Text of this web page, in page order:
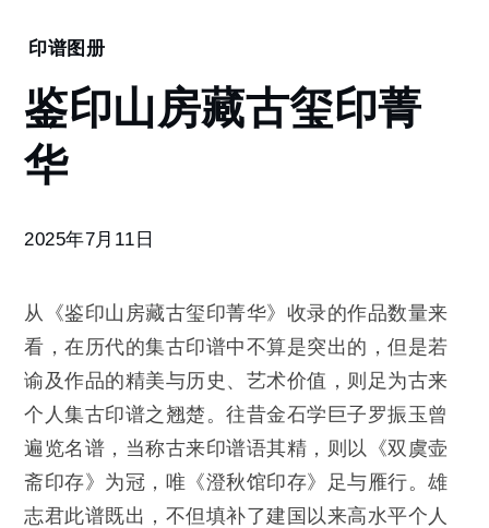
Home
印
山
房
藏
玺
华
印谱图册
鉴印山房藏古玺印菁
华
2025年7月11日
从《鉴印山房藏古玺印菁华》收录的作品数量来
看，在历代的集古印谱中不算是突出的，但是若
谕及作品的精美与历史、艺术价值，则足为古来
个人集古印谱之翘楚。往昔金石学巨子罗振玉曾
遍览名谱，当称古来印谱语其精，则以《双虞壶
斋印存》为冠，唯《澄秋馆印存》足与雁行。雄
志君此谱既出，不但填补了建国以来高水平个人